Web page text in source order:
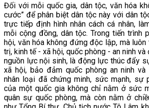
Đối với mỗi quốc gia, dân tộc, văn hóa
cước” để phân biệt dân tộc này với dân
trực tiếp định hình nhân cách cá nhân,
mỗi cộng đồng, dân tộc. Trong tiến trình
hội, văn hóa không đứng độc lập, mà luôn
trị, kinh tế - xã hội, quốc phòng - an ninh
nguồn lực nội sinh, là động lực thúc đẩy
xã hội, bảo đảm quốc phòng an ninh
nhân loại đã chứng minh, sức mạnh, sự
của một quốc gia không chỉ nằm ở sức
quân sự quốc phòng, mà còn nằm ở